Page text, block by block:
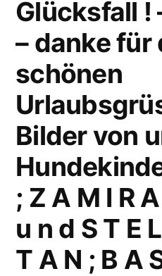
Glücksfall
– danke für
schönen
Bilder von
; Z A M I R
u n d S T E
T A N ; B A